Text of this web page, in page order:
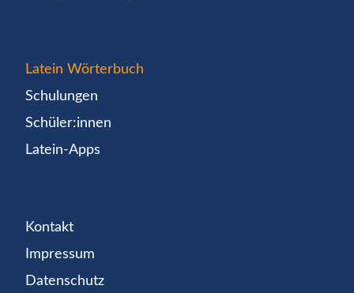
Latein Wörterbuch
Schulungen
Schüler:innen
Latein-Apps
Kontakt
Impressum
Datenschutz